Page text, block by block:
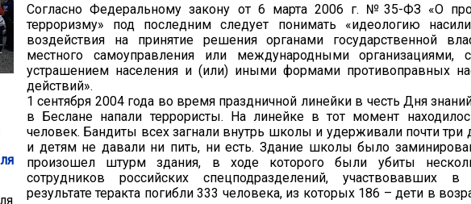
Согласно Федеральному закону от 6 марта 2006 г. №35-ФЗ «О
терроризму» под последним следует понимать «идеологию
воздействия на принятие решения органами государственной
местного самоуправления или международными организациями,
устрашением населения и (или) иными формами противоправных
действий».
1 сентября 2004 года во время праздничной линейки в честь Дня
в Беслане напали террористы. На линейке в тот момент
человек. Бандиты всех загнали внутрь школы и удерживали почти три
и детям не давали ни пить, ни есть. Здание школы было
произошел штурм здания, в ходе которого были убиты
сотрудников российских спецподразделений, участвовавших
результате теракта погибли 333 человека, из которых 186 – дети в